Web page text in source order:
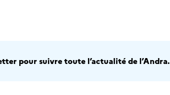
pour suivre toute l’actualité de l’Andra.